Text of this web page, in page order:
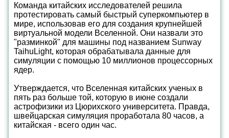
Команда китайских исследователей решила
протестировать самый быстрый суперкомпьютер в
мире, использовав его для создания крупнейшей
виртуальной модели Вселенной. Они назвали это
"разминкой" для машины под названием Sunway
TaihuLight, которая обрабатывала данные для
симуляции с помощью 10 миллионов процессорных
ядер.
Утверждается, что Вселенная китайских ученых в
пять раз больше той, которую в июне создали
астрофизики из Цюрихского университета. Правда,
швейцарская симуляция проработала 80 часов, а
китайская - всего один час.